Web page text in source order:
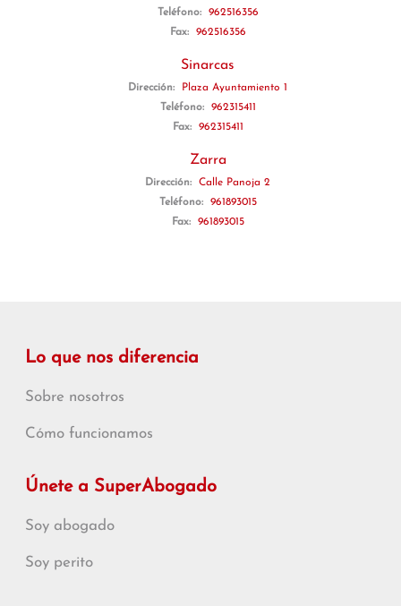
Teléfono:
962516356
Fax:
962516356
Sinarcas
Dirección:
Plaza Ayuntamiento 1
Teléfono:
962315411
Fax:
962315411
Zarra
Dirección:
Calle Panoja 2
Teléfono:
961893015
Fax:
961893015
Lo que nos diferencia
Sobre nosotros
Cómo funcionamos
Únete a SuperAbogado
Soy abogado
Soy perito